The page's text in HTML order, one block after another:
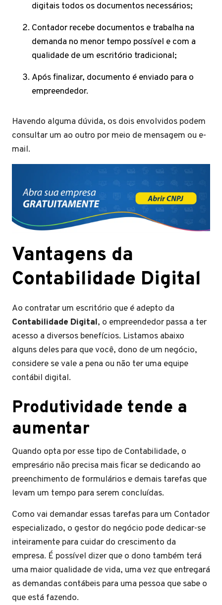
digitais todos os documentos necessários;
Contador recebe documentos e trabalha na
demanda no menor tempo possível e com a
qualidade de um escritório tradicional;
Após finalizar, documento é enviado para o
empreendedor.
Havendo alguma dúvida, os dois envolvidos podem
consultar um ao outro por meio de mensagem ou e-
mail.
Vantagens da
Contabilidade Digital
Ao contratar um escritório que é adepto da
Contabilidade Digital, o empreendedor passa a ter
acesso a diversos benefícios. Listamos abaixo
alguns deles para que você, dono de um negócio,
considere se vale a pena ou não ter uma equipe
contábil digital.
Produtividade tende a
aumentar
Quando opta por esse tipo de Contabilidade, o
empresário não precisa mais ficar se dedicando ao
preenchimento de formulários e demais tarefas que
levam um tempo para serem concluídas.
Como vai demandar essas tarefas para um Contador
especializado, o gestor do negócio pode dedicar-se
inteiramente para cuidar do crescimento da
empresa. É possível dizer que o dono também terá
uma maior qualidade de vida, uma vez que entregará
as demandas contábeis para uma pessoa que sabe o
que está fazendo.